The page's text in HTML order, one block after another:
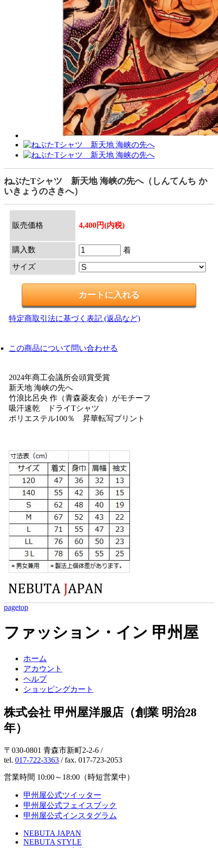
ねぶたTシャツ 新天地 海峡の先へ（しんてんち か
いきょうのさきへ）
販売価格 4,400円(内税)
購入数
着
サイズ
特定商取引法に基づく表記 (返品など)
この商品について問い合わせる
2024年商工会議所会頭賞受賞
新天地 海峡の先へ
竹浪比呂央 作（青森菱友会）がモチーフ
吸汗速乾 ドライTシャツ
ポリエステル100％ 昇華転写プリント
pagetop
ファッション・イン 甲州屋
ホーム
アカウント
ヘルプ
ショッピングカート
株式会社 甲州屋洋服店（創業 明治28
年）
〒030-0801 青森市新町2-2-6 /
tel. 017-722-3363 / fax. 017-723-2053
営業時間 10:00～18:00（時短営業中）
甲州屋公式ツイッター
甲州屋公式フェイスブック
甲州屋公式インスタグラム
NEBUTA JAPAN
NEBUTA STYLE